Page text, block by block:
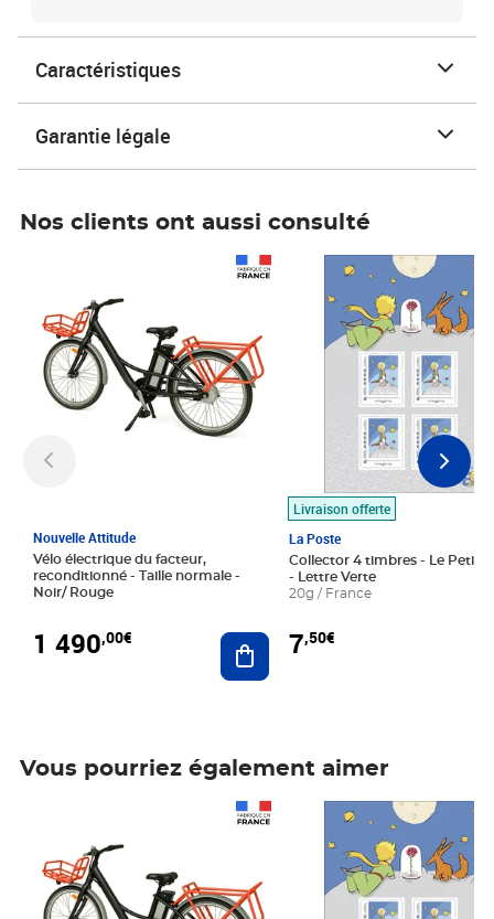
Caractéristiques
Garantie légale
Nos clients ont aussi consulté
Nouvelle Attitude
Vélo électrique du facteur,
reconditionné - Taille normale -
Noir/ Rouge
1 490,00€ Ajouter au panier
Livraison offerte
La Poste
Collector 4 timbres - Le Petit
- Lettre Verte
20g / France
7,50€
Prix 7,50€
Vous pourriez également aimer
Prix 7,50€